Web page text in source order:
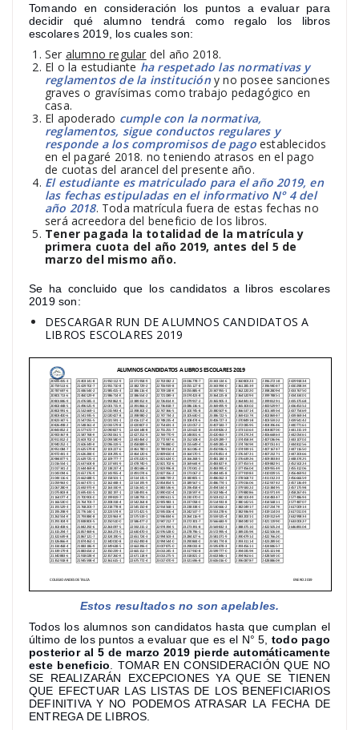
Tomando en consideración los puntos a evaluar para
decidir qué alumno tendrá como regalo los libros
escolares 2019, los cuales son:
Ser alumno regular del año 2018.
El o la estudiante ha respetado las normativas y
reglamentos de la institucióny no posee sanciones
graves o gravísimas como trabajo pedagógico en
casa.
El apoderado cumple con la normativa,
reglamentos, sigue conductos regulares y
responde a los compromisos de pagoestablecidos
en el pagaré 2018. no teniendo atrasos en el pago
de cuotas del arancel del presente año.
El estudiante es matriculado para el año 2019, en
las fechas estipuladas en el informativo N° 4 del
año 2018. Toda matrícula fuera de estas fechas no
será acreedora del beneficio de los libros.
Tener pagada la totalidad de la matrícula y
primera cuota del año 2019, antes del 5 de
marzo del mismo año.
Se ha concluido que los candidatos a libros escolares
2019 son:
DESCARGAR RUN DE ALUMNOS CANDIDATOS A
LIBROS ESCOLARES 2019
Estos resultados no son apelables.
Todos los alumnos son candidatos hasta que cumplan el
último de los puntos a evaluar que es el N° 5,todo pago
posterior al 5 de marzo 2019 pierde automáticamente
este beneficio . TOMAR EN CONSIDERACIÓN QUE NO
SE REALIZARÁN EXCEPCIONES YA QUE SE TIENEN
QUE EFECTUAR LAS LISTAS DE LOS BENEFICIARIOS
DEFINITIVA Y NO PODEMOS ATRASAR LA FECHA DE
ENTREGA DE LIBROS.